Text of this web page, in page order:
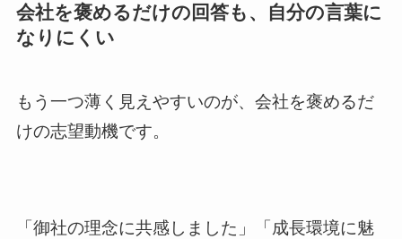
会社を褒めるだけの回答も、自分の言葉に
なりにくい
もう一つ薄く見えやすいのが、会社を褒めるだ
けの志望動機です。
「御社の理念に共感しました」「成長環境に魅